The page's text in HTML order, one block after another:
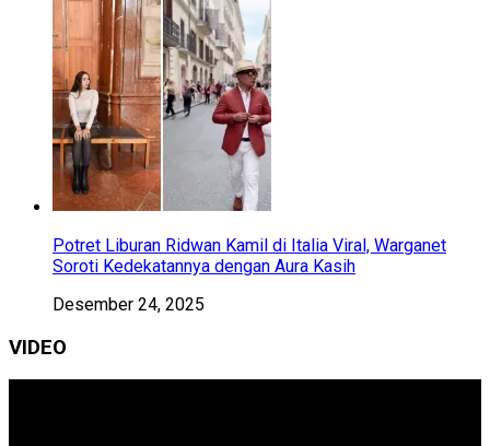
Potret Liburan Ridwan Kamil di Italia Viral, Warganet
Soroti Kedekatannya dengan Aura Kasih
Desember 24, 2025
VIDEO